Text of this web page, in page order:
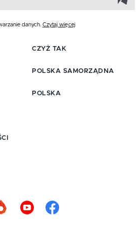
danych. Czytaj więcej
CZYŻ TAK
POLSKA SAMORZĄDNA
POLSKA